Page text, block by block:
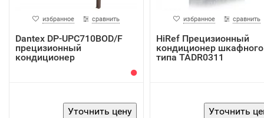
избранное сравнить
Dantex DP-UPC710BOD/F
прецизионный
кондиционер
избранное сравнить
HiRef Прецизионный
кондиционер шкафного
типа TADR0311